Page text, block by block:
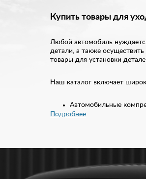
Купить товары для
Любой автомобиль
детали, а также
товары для установки
Наш каталог включает
Автомобильные
Автопластилин;
Скотч, клей, герметик.
Каждая из этих деталей
используется для
Подробнее